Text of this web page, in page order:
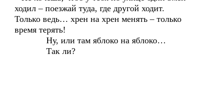
ходил – поезжай туда, где другой ходит.
Только ведь… хрен на хрен менять – только
время терять!
Ну, или там яблоко на яблоко…
Так ли?